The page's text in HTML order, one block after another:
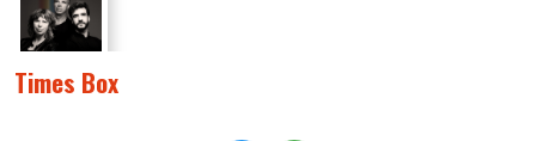
Times Box